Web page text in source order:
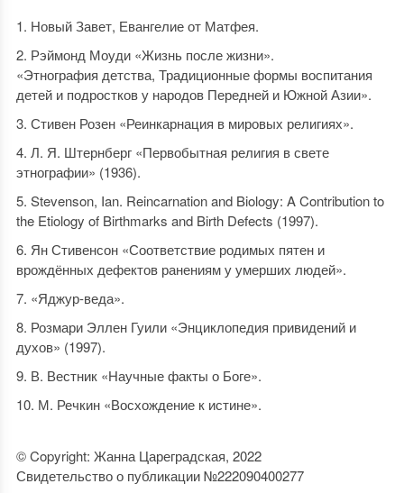
Новый Завет, Евангелие от Матфея.
Рэймонд Моуди «Жизнь после жизни».
«Этнография детства, Традиционные формы воспитания
детей и подростков у народов Передней и Южной Азии».
Стивен Розен «Реинкарнация в мировых религиях».
Л. Я. Штернберг «Первобытная религия в свете
этнографии» (1936).
Stevenson, Ian. Reincarnation and Biology: A Contribution to
the Etiology of Birthmarks and Birth Defects (1997).
Ян Стивенсон «Соответствие родимых пятен и
врождённых дефектов ранениям у умерших людей».
«Яджур-веда».
Розмари Эллен Гуили «Энциклопедия привидений и
духов» (1997).
В. Вестник «Научные факты о Боге».
М. Речкин «Восхождение к истине».
© Copyright: Жанна Цареградская, 2022
Свидетельство о публикации №222090400277